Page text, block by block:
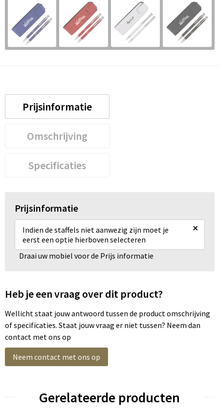
Prijsinformatie
Omschrijving
Specificaties
Prijsinformatie
Indien de staffels niet aanwezig zijn moet je
eerst een optie hierboven selecteren
×
Draai uw mobiel voor de Prijs informatie
Heb je een vraag over dit product?
Wellicht staat jouw antwoord tussen de product omschrijving
of specificaties. Staat jouw vraag er niet tussen? Neem dan
contact met ons op
Neem contact met ons op
Gerelateerde producten